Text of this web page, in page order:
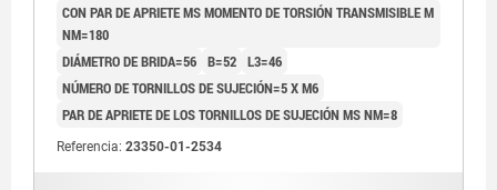
CON PAR DE APRIETE MS MOMENTO DE TORSIÓN TRANSMISIBLE M
NM=180
DIÁMETRO DE BRIDA=56 B=52 L3=46
NÚMERO DE TORNILLOS DE SUJECIÓN=5 X M6
PAR DE APRIETE DE LOS TORNILLOS DE SUJECIÓN MS NM=8
Referencia: 23350-01-2534